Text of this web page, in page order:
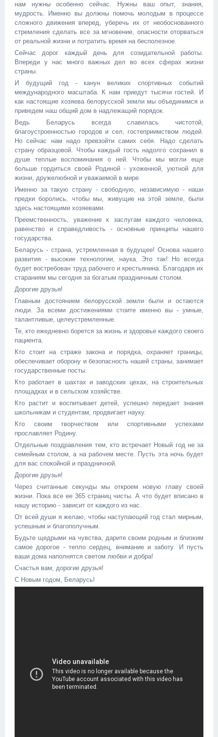
нам нужны особенно сейчас. Нужны ваш опыт, знания,
мудрость. Именно вы должны помочь молодым в процессе
сложного движения вперед, уберечь их от необоснованного
стремления сделать все за мгновение, опасности оторваться
от реальной жизни и потратить время на бесполезное.
Сейчас дорог каждый день для созидательной работы.
Впереди у нас много важных дел во всех сферах жизни
страны.
И будущий год - канун великих спортивных событий
международного масштаба. К нам приедут тысячи гостей. И
как настоящие хозяева белорусской земли мы объединимся и
приведем наш общий дом в надлежащий порядок.
Ведь Беларусь всегда славилась чистотой,
благоустроенностью городов и сел, гостеприимством людей.
Но сейчас нам надо превзойти самих себя. Надо сделать
страну образцовой. Чтобы каждый гость надолго сохранил в
душе теплые воспоминания о ней. Чтобы мы могли еще
больше гордиться своей Родиной - ухоженной, уютной для
жизни, дружелюбной и уважаемой в мире.
Именно за такую страну - свободную, независимую - наши
предки боролись, чтобы мы, живущие на этой земле, были
здесь настоящими хозяевами.
Преемственность, уважение к заслугам каждого человека,
равенство и справедливость - основные принципы нашего
государства.
Беларусь - страна, устремленная в будущее! Основа нашего
развития - высокие технологии, наука. Это так! Но всегда
будет востребован труд рабочего и крестьянина. Благодаря их
стараниям мы сегодня за богатым праздничным столом.
Дорогие друзья!
Главным достоянием белорусской земли были и остаются
люди. За всеми достижениями стоите именно вы - умные,
талантливые, целеустремленные.
Те, кто ежедневно борется за жизнь и здоровье каждого своего
пациента.
Кто стоит на страже закона и порядка, охраняет границы,
обеспечивает оборону и безопасность нашей страны, занимает
государственные посты.
Кто работает в шахтах и заводских цехах, на строительных
площадках и в сельском хозяйстве.
Кто растит и воспитывает детей, успешно передает знания
школьникам и студентам, продвигает науку.
Кто своим творчеством или спортивными успехами
прославляет Родину.
Отдельные поздравления тем, кто встречает Новый год не за
семейным столом, а на рабочем месте. Пусть эта ночь будет
для вас спокойной и праздничной.
Дорогие друзья!
Через считанные секунды мы откроем новую главу своей
жизни. Пока все ее 365 страниц чисты. А что будет вписано в
нашу историю - зависит от каждого из нас.
От всей души я желаю, чтобы наступающий год стал мирным,
успешным и благополучным.
Будьте щедрыми на чувства, дарите своим родным и близким
самое дорогое - тепло сердец, внимание и заботу. И пусть
ваши дома наполнятся светом любви и добра!
Счастья вам, дорогие друзья!
С Новым годом, Беларусь!